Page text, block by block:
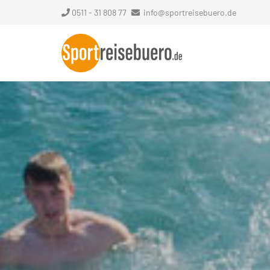
0511 - 31 808 77 info@sportreisebuero.de